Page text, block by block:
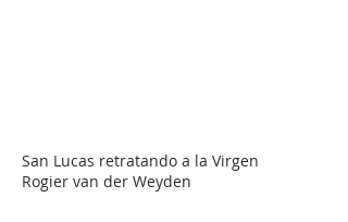
San Lucas retratando a la Virgen
Rogier van der Weyden